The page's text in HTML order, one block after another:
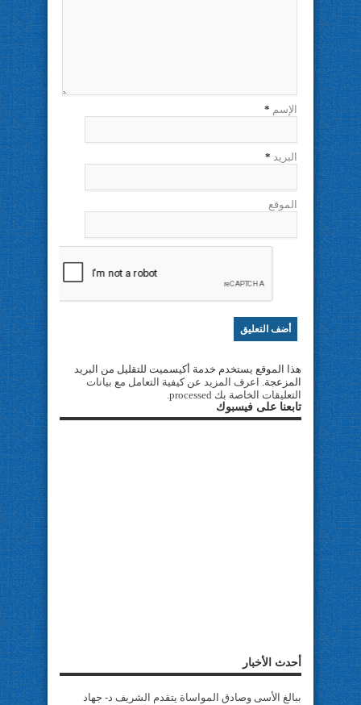
الإسم *
البريد *
الموقع
هذا الموقع يستخدم خدمة أكيسميت للتقليل من البريد
المزعجة. اعرف المزيد عن كيفية التعامل مع بيانات
التعليقات الخاصة بك processed
.
تابعنا على فيسبوك
أحدث الأخبار
ببالغ الأسى وصادق المواساة يتقدم الشريف د- جهاد